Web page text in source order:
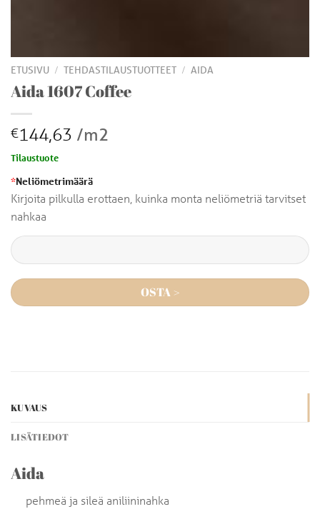
ETUSIVU / TEHDASTILAUSTUOTTEET / AIDA
Aida 1607 Coffee
€144,63 /m2
Tilaustuote
*Neliömetrimäärä
Kirjoita pilkulla erottaen, kuinka monta neliömetriä tarvitset
nahkaa
OSTA >
KUVAUS
LISÄTIEDOT
Aida
pehmeä ja sileä aniliininahka